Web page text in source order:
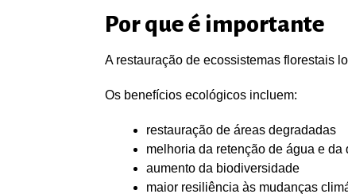
Por que é importante
A restauração de ecossistemas florestais
Os benefícios ecológicos incluem:
restauração de áreas degradadas
melhoria da retenção de água e
aumento da biodiversidade
maior resiliência às mudanças